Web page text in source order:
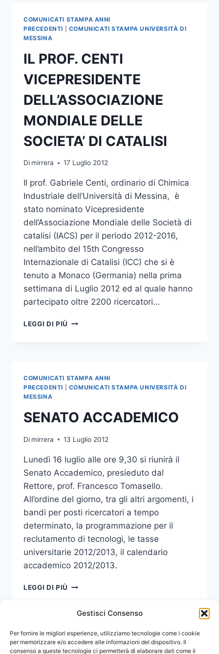
Gestisci Consenso
Per fornire le migliori esperienze, utilizziamo tecnologie come i cookie
per memorizzare e/o accedere alle informazioni del dispositivo. Il
consenso a queste tecnologie ci permetterà di elaborare dati come il
“DONNE,
POLITICA
E
ISTITUZIONI”
COMUNICATI STAMPA ANNI
PRECEDENTI
COMUNICATI STAMPA UNIVERSITÀ DI
MESSINA
IL PROF. CENTI
VICEPRESIDENTE
DELL’ASSOCIAZIONE
MONDIALE DELLE
SOCIETA’ DI CATALISI
Di mirrera 17 Luglio 2012
Il prof. Gabriele Centi, ordinario di Chimica
Industriale dell’Università di Messina, è
stato nominato Vicepresidente
dell’Associazione Mondiale delle Società di
catalisi (IACS) per il periodo 2012-2016,
nell’ambito del 15th Congresso
Internazionale di Catalisi (ICC) che si è
tenuto a Monaco (Germania) nella prima
settimana di Luglio 2012 ed al quale hanno
partecipato oltre 2200 ricercatori…
LEGGI DI PIÙ IL
DELLE
CATALISI
COMUNICATI STAMPA ANNI
PRECEDENTI
COMUNICATI STAMPA UNIVERSITÀ DI
MESSINA
SENATO ACCADEMICO
Di mirrera 13 Luglio 2012
Lunedì 16 luglio alle ore 9,30 si riunirà il
Senato Accademico, presieduto dal
Rettore, prof. Francesco Tomasello.
All’ordine del giorno, tra gli altri argomenti, i
bandi per posti ricercatori a tempo
determinato, la programmazione per il
reclutamento di tecnologi, le tasse
universitarie 2012/2013, il calendario
accademico 2012/2013.
LEGGI DI PIÙ SENATO
Navigazione
1 2
Pagina